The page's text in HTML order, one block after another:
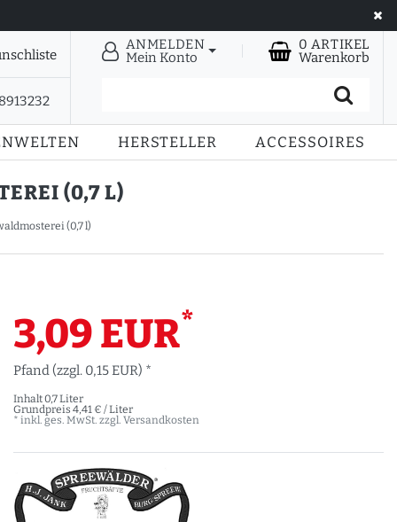
ANMELDEN
Mein Konto
0 ARTIKEL
Warenkorb
HERSTELLER ACCESSOIRES
(0,7 L)
(0,7 l)
3,09 EUR*
Pfand (zzgl. 0,15 EUR) *
Inhalt0,7Liter
Grundpreis 4,41 € / Liter
* inkl. ges. MwSt. zzgl. Versandkosten